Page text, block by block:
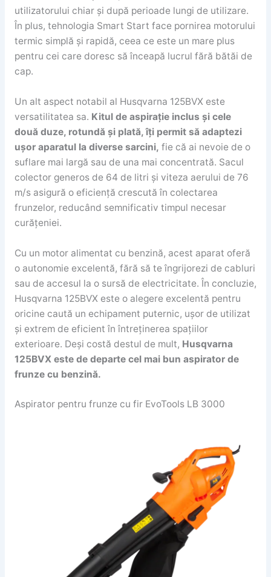
utilizatorului chiar și după perioade lungi de utilizare.
În plus, tehnologia Smart Start face pornirea motorului
termic simplă și rapidă, ceea ce este un mare plus
pentru cei care doresc să înceapă lucrul fără bătăi de
cap.
Un alt aspect notabil al Husqvarna 125BVX este
versatilitatea sa. Kitul de aspirație inclus și cele
două duze, rotundă și plată, îți permit să adaptezi
ușor aparatul la diverse sarcini, fie că ai nevoie de o
suflare mai largă sau de una mai concentrată. Sacul
colector generos de 64 de litri și viteza aerului de 76
m/s asigură o eficiență crescută în colectarea
frunzelor, reducând semnificativ timpul necesar
curățeniei.
Cu un motor alimentat cu benzină, acest aparat oferă
o autonomie excelentă, fără să te îngrijorezi de cabluri
sau de accesul la o sursă de electricitate. În concluzie,
Husqvarna 125BVX este o alegere excelentă pentru
oricine caută un echipament puternic, ușor de utilizat
și extrem de eficient în întreținerea spațiilor
exterioare. Deși costă destul de mult, Husqvarna
125BVX este de departe cel mai bun aspirator de
frunze cu benzină.
Aspirator pentru frunze cu fir EvoTools LB 3000